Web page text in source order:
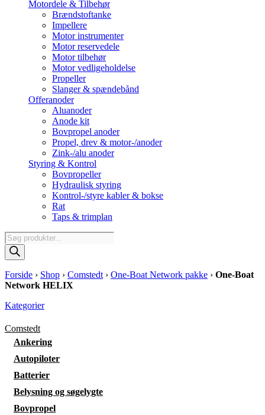
Motordele & Tilbehør
Brændstoftanke
Impellere
Motor instrumenter
Motor reservedele
Motor tilbehør
Motor vedligeholdelse
Propeller
Slanger & spændebånd
Offeranoder
Aluanoder
Anode kit
Bovpropel anoder
Propel, drev & motor-/anoder
Zink-/alu anoder
Styring & Kontrol
Bovpropeller
Hydraulisk styring
Kontrol-/styre kabler & bokse
Rat
Taps & trimplan
Products
search
Forside › Shop › Comstedt › One-Boat Network pakke › One-Boat
Network HELIX
Kategorier
Comstedt
Ankering
Autopiloter
Batterier
Belysning og søgelygte
Bovpropel